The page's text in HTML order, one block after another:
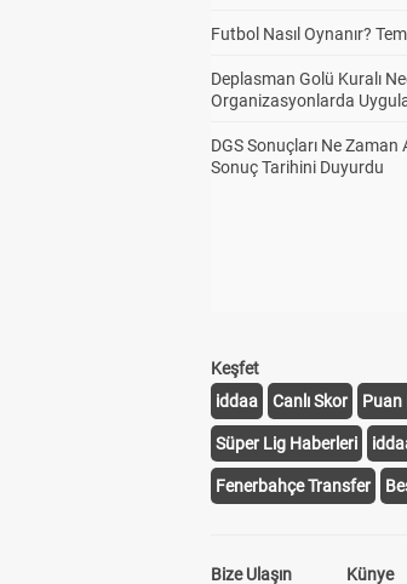
Futbol Nasıl Oynanır?
Deplasman Golü Kuralı
Organizasyonlarda
DGS Sonuçları Ne Zaman
Sonuç Tarihini Duyurdu
Keşfet
iddaa
Canlı Skor Puan
Süper Lig Haberleri
Fenerbahçe Transfer
Bize Ulaşın Künye